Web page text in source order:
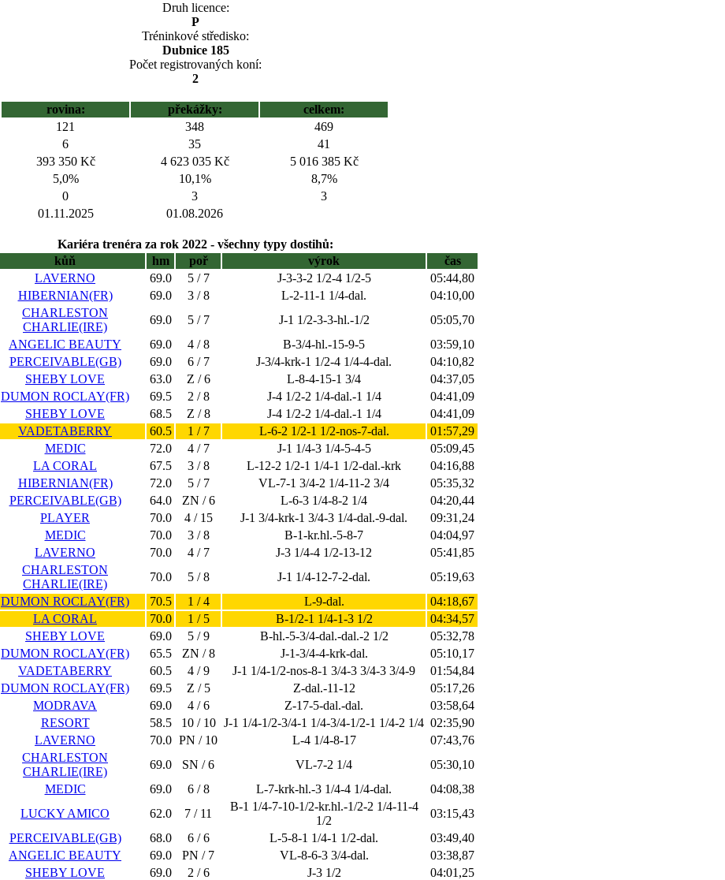
Druh licence:
P
Tréninkové středisko:
Dubnice 185
Počet registrovaných koní:
2
rovina: překážky:
celkem:
121 348
469
6 35
41
393 350 Kč 4 623 035 Kč
5 016 385 Kč
5,0% 10,1%
8,7%
0 3
3
01.11.2025 01.08.2026
Kariéra trenéra za rok 2022 - všechny typy dostihů:
kůň hm poř výrok
čas
LAVERNO 69.0 5 / 7 J-3-3-2 1/2-4 1/2-5
05:44,80
HIBERNIAN(FR) 69.0 3 / 8 L-2-11-1 1/4-dal.
04:10,00
CHARLESTON
CHARLIE(IRE)
69.0 5 / 7 J-1 1/2-3-3-hl.-1/2
05:05,70
ANGELIC BEAUTY 69.0 4 / 8 B-3/4-hl.-15-9-5
03:59,10
PERCEIVABLE(GB) 69.0 6 / 7 J-3/4-krk-1 1/2-4 1/4-4-dal.
04:10,82
SHEBY LOVE 63.0 Z / 6 L-8-4-15-1 3/4
04:37,05
DUMON ROCLAY(FR) 69.5 2 / 8 J-4 1/2-2 1/4-dal.-1 1/4
04:41,09
SHEBY LOVE 68.5 Z / 8 J-4 1/2-2 1/4-dal.-1 1/4
04:41,09
VADETABERRY 60.5 1 / 7 L-6-2 1/2-1 1/2-nos-7-dal.
01:57,29
MEDIC 72.0 4 / 7 J-1 1/4-3 1/4-5-4-5
05:09,45
LA CORAL 67.5 3 / 8 L-12-2 1/2-1 1/4-1 1/2-dal.-krk
04:16,88
HIBERNIAN(FR) 72.0 5 / 7 VL-7-1 3/4-2 1/4-11-2 3/4
05:35,32
PERCEIVABLE(GB) 64.0 ZN / 6 L-6-3 1/4-8-2 1/4
04:20,44
PLAYER 70.0 4 / 15 J-1 3/4-krk-1 3/4-3 1/4-dal.-9-dal.
09:31,24
MEDIC 70.0 3 / 8 B-1-kr.hl.-5-8-7
04:04,97
LAVERNO 70.0 4 / 7 J-3 1/4-4 1/2-13-12
05:41,85
CHARLESTON
CHARLIE(IRE)
70.0 5 / 8 J-1 1/4-12-7-2-dal.
05:19,63
DUMON ROCLAY(FR) 70.5 1 / 4 L-9-dal.
04:18,67
LA CORAL 70.0 1 / 5 B-1/2-1 1/4-1-3 1/2
04:34,57
SHEBY LOVE 69.0 5 / 9 B-hl.-5-3/4-dal.-dal.-2 1/2
05:32,78
DUMON ROCLAY(FR) 65.5 ZN / 8 J-1-3/4-4-krk-dal.
05:10,17
VADETABERRY 60.5 4 / 9 J-1 1/4-1/2-nos-8-1 3/4-3 3/4-3 3/4-9
01:54,84
DUMON ROCLAY(FR) 69.5 Z / 5 Z-dal.-11-12
05:17,26
MODRAVA 69.0 4 / 6 Z-17-5-dal.-dal.
03:58,64
RESORT 58.5 10 / 10 J-1 1/4-1/2-3/4-1 1/4-3/4-1/2-1 1/4-2 1/4 02:35,90
LAVERNO 70.0 PN / 10 L-4 1/4-8-17
07:43,76
CHARLESTON
CHARLIE(IRE)
69.0 SN / 6 VL-7-2 1/4
05:30,10
MEDIC 69.0 6 / 8 L-7-krk-hl.-3 1/4-4 1/4-dal.
04:08,38
LUCKY AMICO 62.0 7 / 11
B-1 1/4-7-10-1/2-kr.hl.-1/2-2 1/4-11-4
1/2
03:15,43
PERCEIVABLE(GB) 68.0 6 / 6 L-5-8-1 1/4-1 1/2-dal.
03:49,40
ANGELIC BEAUTY 69.0 PN / 7 VL-8-6-3 3/4-dal.
03:38,87
SHEBY LOVE 69.0 2 / 6 J-3 1/2
04:01,25